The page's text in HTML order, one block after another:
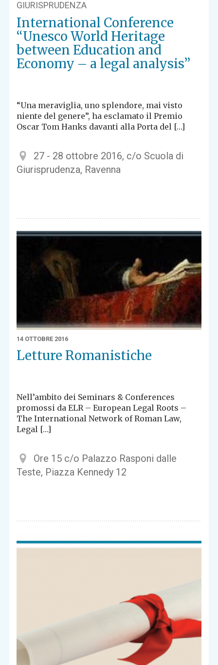
GIURISPRUDENZA
International Conference
“Unesco World Heritage
between Education and
Economy – a legal analysis”
“Una meraviglia, uno splendore, mai visto
niente del genere”, ha esclamato il Premio
Oscar Tom Hanks davanti alla Porta del […]
27 - 28 ottobre 2016, c/o Scuola di
Giurisprudenza, Ravenna
14 OTTOBRE 2016
Letture Romanistiche
Nell’ambito dei Seminars & Conferences
promossi da ELR – European Legal Roots –
The International Network of Roman Law,
Legal […]
Ore 15 c/o Palazzo Rasponi dalle
Teste, Piazza Kennedy 12